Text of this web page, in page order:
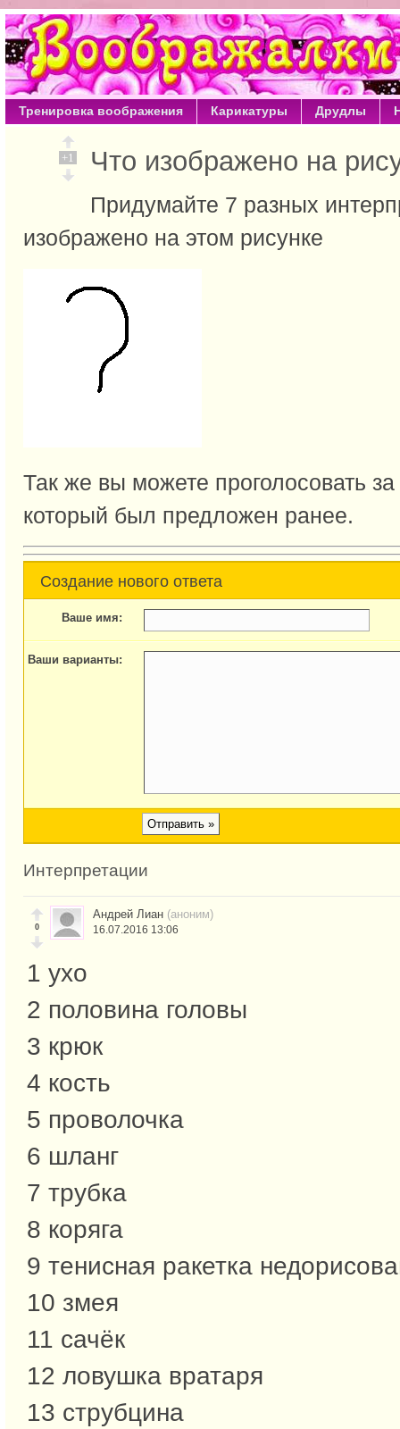
Тренировка воображения Карикатуры Друдлы
+1 Что изображено на
Придумайте 7 разных
изображено на этом рисунке
Так же вы можете проголосовать
который был предложен ранее.
Создание нового ответа
Ваше имя:
Ваши варианты:
Интерпретации
0
Андрей Лиан (аноним)
16.07.2016 13:06
1 ухо
2 половина головы
3 крюк
4 кость
5 проволочка
6 шланг
7 трубка
8 коряга
9 тенисная ракетка
10 змея
11 сачёк
12 ловушка вратаря
13 струбцина